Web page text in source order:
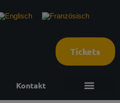
Tickets
Kontakt